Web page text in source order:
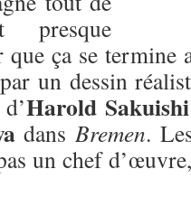
presque
que ça se
un dessin
Harold Sakuishi
dansBremen.
un chef